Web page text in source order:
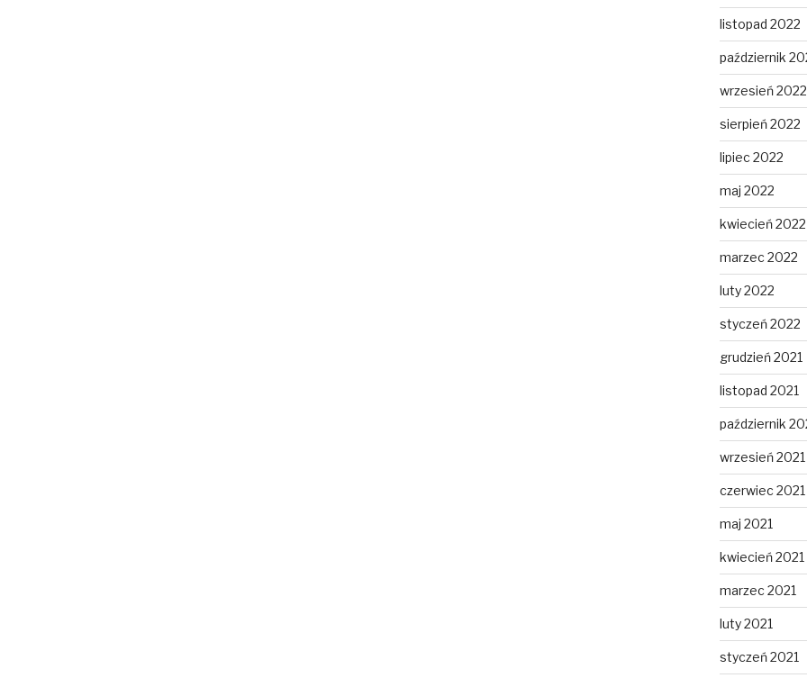
listopad 2022
październik
wrzesień 2022
sierpień 2022
lipiec 2022
maj 2022
kwiecień 2022
marzec 2022
luty 2022
styczeń 2022
grudzień 2021
listopad 2021
październik
wrzesień 2021
czerwiec 2021
maj 2021
kwiecień 2021
marzec 2021
luty 2021
styczeń 2021